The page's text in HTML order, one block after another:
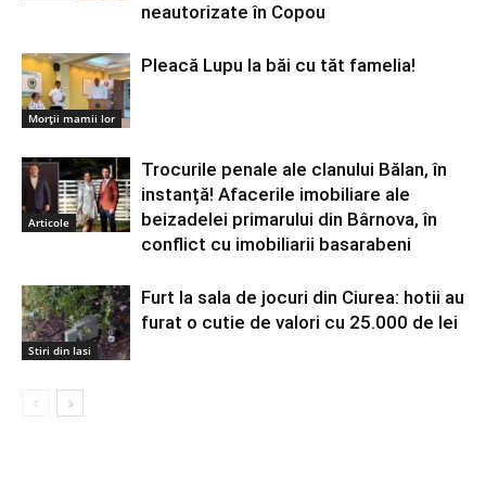
neautorizate în Copou
Morții mamii lor
Pleacă Lupu la băi cu tăt famelia!
Articole
Trocurile penale ale clanului Bălan, în
instanță! Afacerile imobiliare ale
beizadelei primarului din Bârnova, în
conflict cu imobiliarii basarabeni
Stiri din Iasi
Furt la sala de jocuri din Ciurea: hotii au
furat o cutie de valori cu 25.000 de lei